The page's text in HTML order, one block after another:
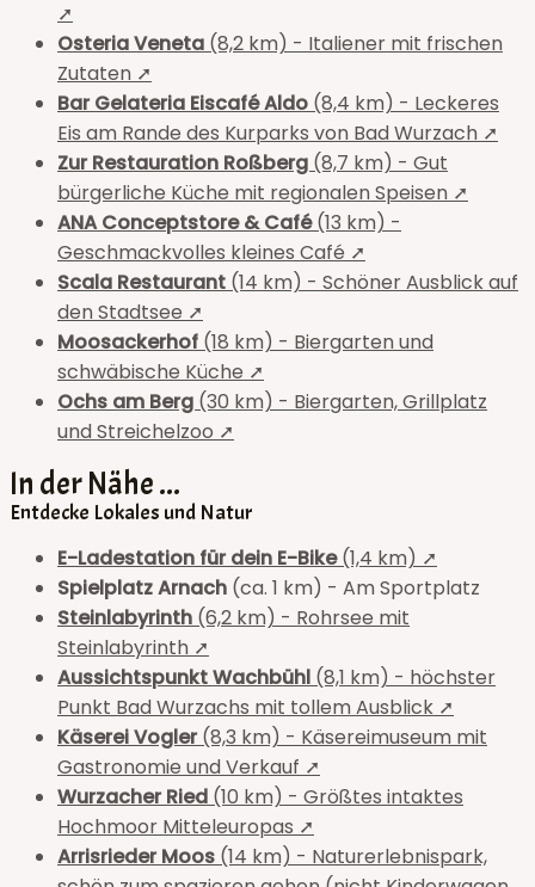
➚
Osteria Veneta (8,2 km) - Italiener mit frischen
Zutaten ➚
Bar Gelateria Eiscafé Aldo (8,4 km) - Leckeres
Eis am Rande des Kurparks von Bad Wurzach ➚
Zur Restauration Roßberg (8,7 km) - Gut
bürgerliche Küche mit regionalen Speisen ➚
ANA Conceptstore & Café(13 km) -
Geschmackvolles kleines Café ➚
Scala Restaurant (14 km) - Schöner Ausblick auf
den Stadtsee ➚
Moosackerhof (18 km) - Biergarten und
schwäbische Küche ➚
Ochs am Berg (30 km) - Biergarten, Grillplatz
und Streichelzoo ➚
In der Nähe ...
Entdecke Lokales und Natur
E-Ladestation für dein E-Bike(1,4 km) ➚
Spielplatz Arnach (ca. 1 km) - Am Sportplatz
Steinlabyrinth (6,2 km) - Rohrsee mit
Steinlabyrinth ➚
Aussichtspunkt Wachbühl (8,1 km) - höchster
Punkt Bad Wurzachs mit tollem Ausblick ➚
Käserei Vogler(8,3 km) - Käsereimuseum mit
Gastronomie und Verkauf ➚
Wurzacher Ried (10 km) - Größtes intaktes
Hochmoor Mitteleuropas ➚
Arrisrieder Moos (14 km) - Naturerlebnispark,